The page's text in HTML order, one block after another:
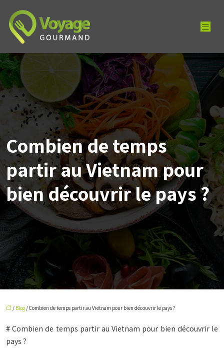
Combien de temps
partir au Vietnam pour
bien découvrir le pays ?
/ Blog / Combien de temps partir au Vietnam pour bien découvrir le pays ?
# Combien de temps partir au Vietnam pour bien découvrir le
pays ?